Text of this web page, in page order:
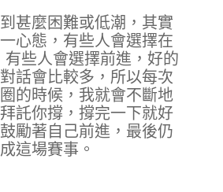
甚麼困難或低潮，其實
心態，有些人會選擇在
有些人會選擇前進，好的
話會比較多，所以每次
的時候，我就會不斷地
託你撐，撐完一下就好
勵著自己前進，最後仍
這場賽事。